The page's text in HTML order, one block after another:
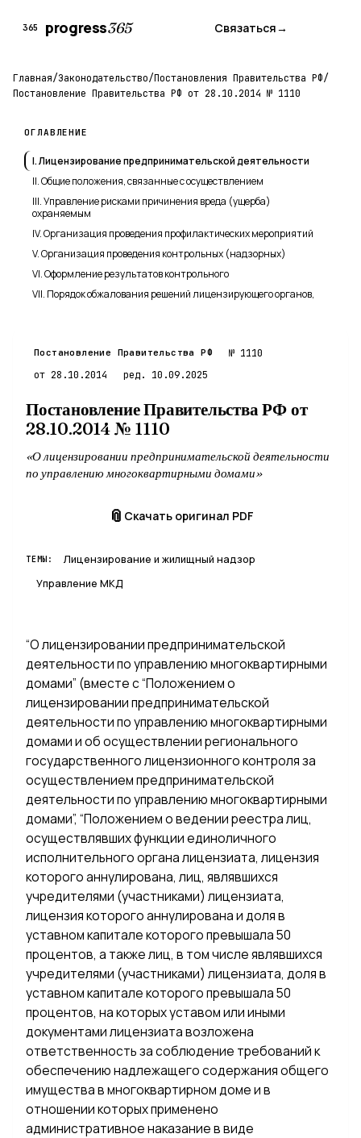
365 progress365 Связаться→
Главная/Законодательство/Постановления Правительства РФ/
Постановление Правительства РФ от 28.10.2014 № 1110
ОГЛАВЛЕНИЕ
I. Лицензирование предпринимательской деятельности
II. Общие положения, связанные с осуществлением
III. Управление рисками причинения вреда (ущерба)
охраняемым
IV. Организация проведения профилактических мероприятий
V. Организация проведения контрольных (надзорных)
VI. Оформление результатов контрольного
VII. Порядок обжалования решений лицензирующего органов,
Постановление Правительства РФ
№ 1110
от 28.10.2014
ред. 10.09.2025
Постановление Правительства РФ от
28.10.2014 № 1110
«О лицензировании предпринимательской деятельности
по управлению многоквартирными домами»
📎 Скачать оригинал PDF
ТЕМЫ:
Лицензирование и жилищный надзор
Управление МКД
“О лицензировании предпринимательской
деятельности по управлению многоквартирными
домами” (вместе с “Положением о
лицензировании предпринимательской
деятельности по управлению многоквартирными
домами и об осуществлении регионального
государственного лицензионного контроля за
осуществлением предпринимательской
деятельности по управлению многоквартирными
домами”, “Положением о ведении реестра лиц,
осуществлявших функции единоличного
исполнительного органа лицензиата, лицензия
которого аннулирована, лиц, являвшихся
учредителями (участниками) лицензиата,
лицензия которого аннулирована и доля в
уставном капитале которого превышала 50
процентов, а также лиц, в том числе являвшихся
учредителями (участниками) лицензиата, доля в
уставном капитале которого превышала 50
процентов, на которых уставом или иными
документами лицензиата возложена
ответственность за соблюдение требований к
обеспечению надлежащего содержания общего
имущества в многоквартирном доме и в
отношении которых применено
административное наказание в виде